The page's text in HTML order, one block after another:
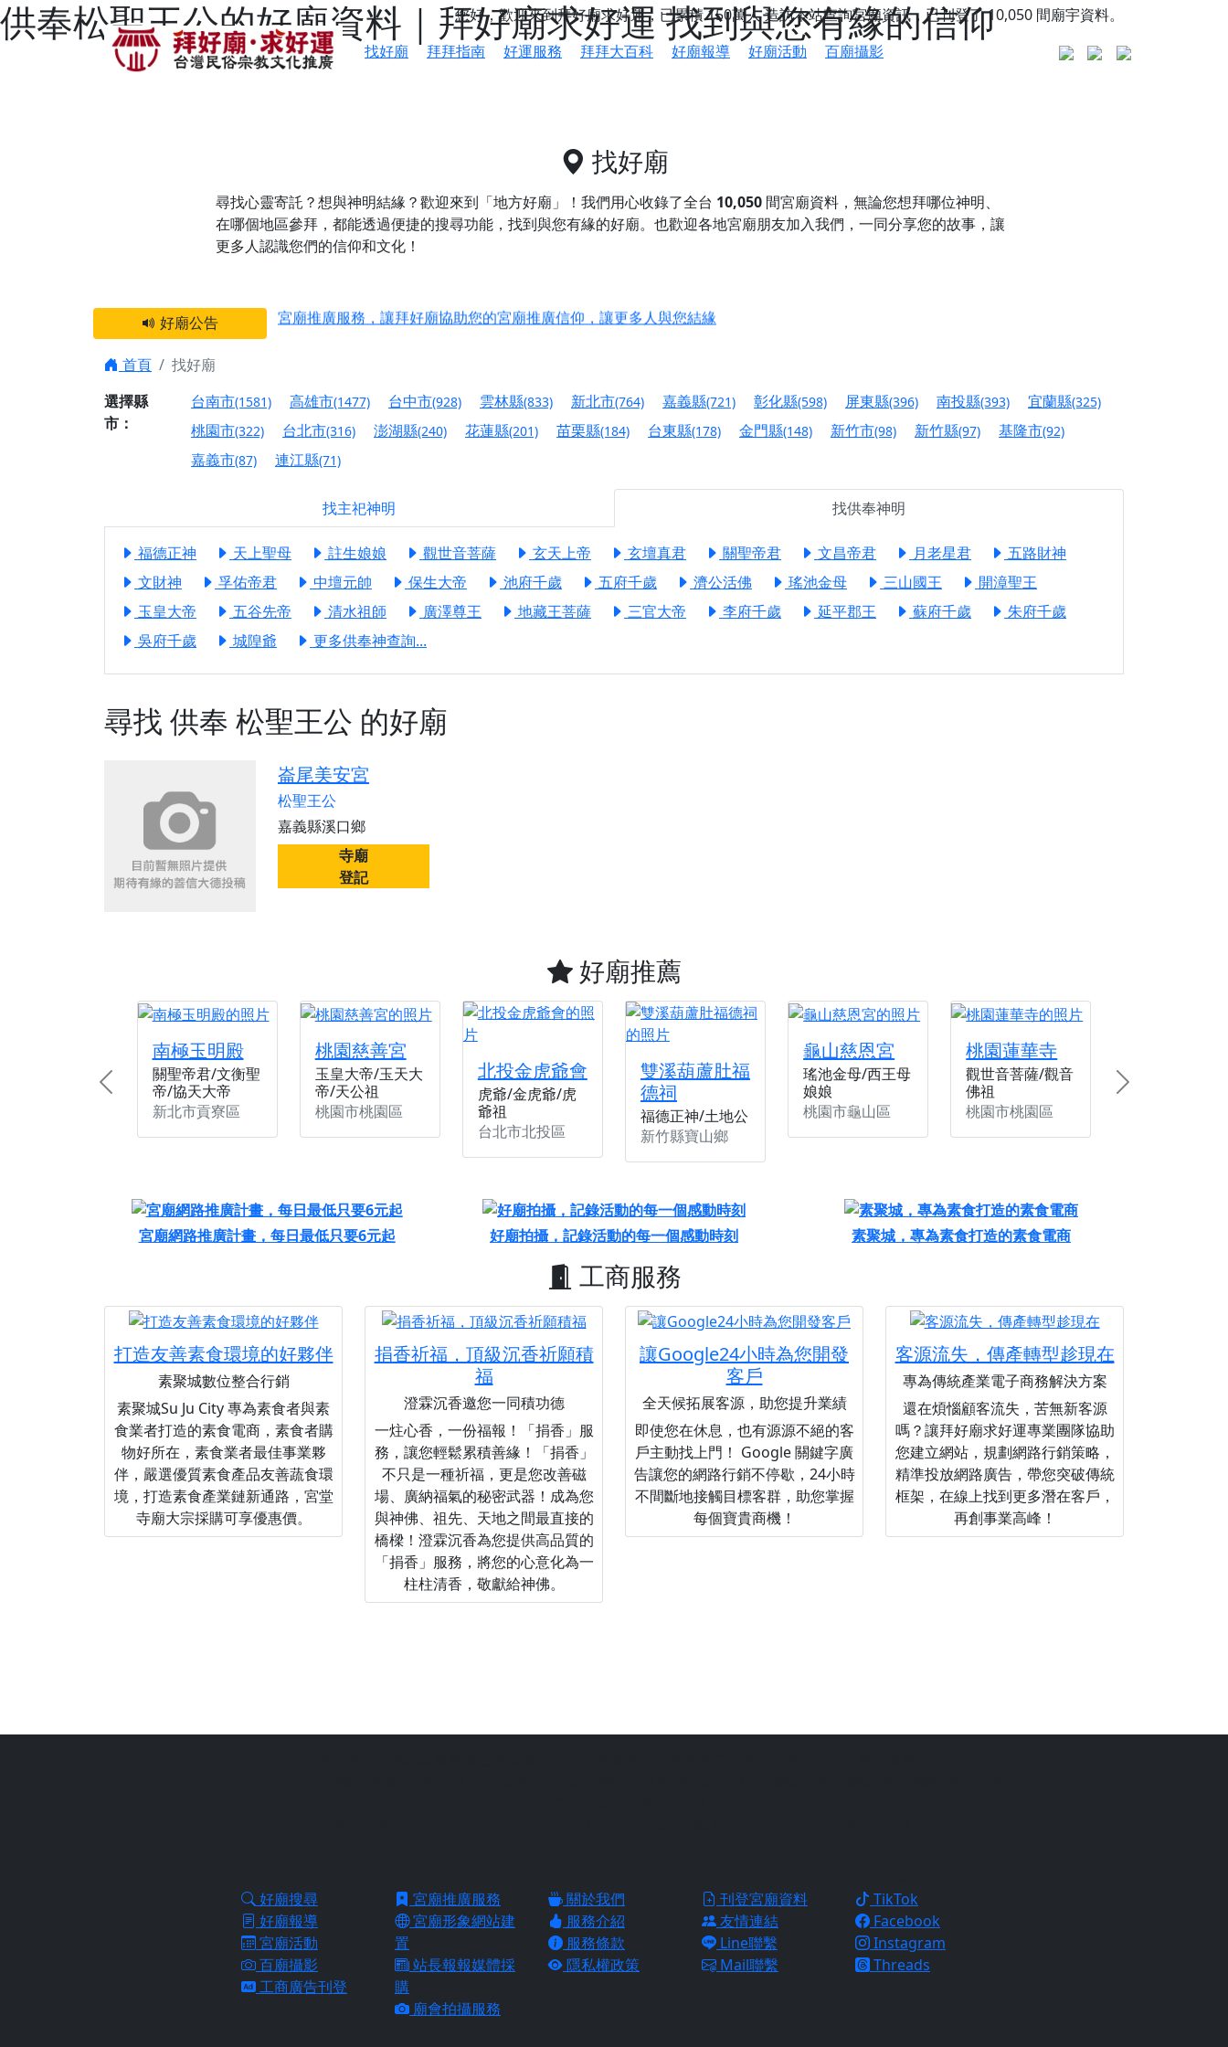
供奉松聖王公的好廟資料｜拜好廟求好運 找到與您有緣的信仰
您好，歡迎來到拜好廟求好運，已累積150萬人造訪本站查詢宮廟資訊，已刊登了10,050 間廟宇資料。
找好廟
拜拜指南 好運服務 拜拜大百科 好廟報導 好廟活動 百廟攝影
找好廟
尋找心靈寄託？想與神明結緣？歡迎來到「地方好廟」！我們用心收錄了全台 10,050 間宮廟資料，無論您想拜哪位神明、
在哪個地區參拜，都能透過便捷的搜尋功能，找到與您有緣的好廟。 也歡迎各地宮廟朋友加入我們，一同分享您的故事，讓
更多人認識您們的信仰和文化！
好廟公告
宮廟推廣服務，讓拜好廟協助您的宮廟推廣信仰，讓更多人與您結緣
【台北北投 唭哩岸慈生宮】慶讚中元普渡法會，誠摯邀請您一同參與，為自己與家人累積福德、祈求平安好運
【屏東縣獅子鄉 楓港清華山聖天宮】驪山母娘聖誕暨中元普渡大法會，誠邀十方善信大德，一同回到母娘慈悲座前，祈福納祥、慎
終追遠、廣植福田
【桃園市 桃園蓮華寺】盂蘭盆中元報恩法會，這場法會不只是超薦與普渡，更是一份對祖先的感恩、對親人的思念，也是為家人祈
願平安順遂的慈悲心意。
【桃園龜山 慈恩宮】丙午年梁皇寶懺法會，一念虔誠禮寶懺，一分懺悔植福田，誠邀十方善信大德共同參與。
【新北貢寮 南極玉明殿】中元普渡大法會，誠摯歡迎十方善信大德隨喜贊普，為祖先親眷祈求安息，也為自身與家人累積福德、種
下善緣。
【桃園慈善宮(天公廟)】中元普渡交給專業的來，省時省力又積福！「玉皇大帝 大天尊」 親自坐鎮主法！幫你累積的功德福報自然
【桃園龜山 慈恩宮】丙午年慶讚中元普渡法會，正是讓我們用善念與功德，迴向冥陽兩利、闔家平安的殊勝因緣。
【台北北投金虎爺會】父親節陪爸爸一起闖關趣，邀請大小朋友一起留下珍貴的家庭回憶
【新北八里 紫德宮】父親節奉茶感恩活動，一杯茶，一份心意；一句感謝，一生難忘。
【桃園新屋 深圳玄天宮】農曆七月擴大犒軍科儀，吉祥月不只有普渡祈福，也有一份感謝守護的虔誠心意
【桃園新屋 深圳玄天宮】七娘媽聖誕祝壽慶典，誠摯邀請十方善信大德攜家帶眷前來參香，共同向七娘媽祝壽祈福
【桃園慈善宮(天公廟)】虎爺元帥 開光大典，祈求虎爺神威護持，庇佑闔家平安、財運亨通、事業順遂、百邪退散。
首頁
找好廟
選擇縣
市：
台南市(1581) 高雄市(1477) 台中市(928) 雲林縣(833) 新北市(764) 嘉義縣(721) 彰化縣(598) 屏東縣(396) 南投縣(393) 宜蘭縣(325)
桃園市(322) 台北市(316) 澎湖縣(240) 花蓮縣(201) 苗栗縣(184) 台東縣(178) 金門縣(148) 新竹市(98) 新竹縣(97) 基隆市(92)
嘉義市(87) 連江縣(71)
找主祀神明 找供奉神明
福德正神 天上聖母 註生娘娘 觀世音菩薩 玄天上帝 玄壇真君 關聖帝君 文昌帝君 月老星君
五路財神
文財神
孚佑帝君 中壇元帥 保生大帝 池府千歲 五府千歲 濟公活佛 瑤池金母 三山國王
開漳聖王
玉皇大帝
五谷先帝 清水祖師 廣澤尊王 地藏王菩薩 三官大帝 李府千歲 延平郡王 蘇府千歲
朱府千歲
吳府千歲
城隍爺 更多供奉神查詢...
尋找 供奉 松聖王公 的好廟
崙尾美安宮
松聖王公
嘉義縣溪口鄉
寺廟
登記
好廟推薦
南極玉明殿
關聖帝君/文衡聖
帝/協天大帝
新北市貢寮區
桃園慈善宮
玉皇大帝/玉天大
帝/天公祖
桃園市桃園區
北投金虎爺會
虎爺/金虎爺/虎
爺祖
台北市北投區
雙溪葫蘆肚福
德祠
福德正神/土地公
新竹縣寶山鄉
龜山慈恩宮
瑤池金母/西王母
娘娘
桃園市龜山區
桃園蓮華寺
觀世音菩薩/觀音
佛祖
桃園市桃園區
Previous Next
宮廟網路推廣計畫，每日最低只要6元起 好廟拍攝，記錄活動的每一個感動時刻 素聚城，專為素食打造的素食電商
工商服務
打造友善素食環境的好夥伴
素聚城數位整合行銷
素聚城Su Ju City 專為素食者與素
食業者打造的素食電商，素食者購
物好所在，素食業者最佳事業夥
伴，嚴選優質素食產品友善蔬食環
境，打造素食產業鏈新通路，宮堂
寺廟大宗採購可享優惠價。
捐香祈福，頂級沉香祈願積
福
澄霖沉香邀您一同積功德
一炷心香，一份福報！「捐香」服
務，讓您輕鬆累積善緣！「捐香」
不只是一種祈福，更是您改善磁
場、廣納福氣的秘密武器！成為您
與神佛、祖先、天地之間最直接的
橋樑！澄霖沉香為您提供高品質的
「捐香」服務，將您的心意化為一
柱柱清香，敬獻給神佛。
讓Google24小時為您開發
客戶
全天候拓展客源，助您提升業績
即使您在休息，也有源源不絕的客
戶主動找上門！ Google 關鍵字廣
告讓您的網路行銷不停歇，24小時
不間斷地接觸目標客群，助您掌握
每個寶貴商機！
客源流失，傳產轉型趁現在
專為傳統產業電子商務解決方案
還在煩惱顧客流失，苦無新客源
嗎？讓拜好廟求好運專業團隊協助
您建立網站，規劃網路行銷策略，
精準投放網路廣告，帶您突破傳統
框架，在線上找到更多潛在客戶，
再創事業高峰！
好廟搜尋
好廟報導
宮廟活動
百廟攝影
工商廣告刊登
宮廟推廣服務
宮廟形象網站建
置
站長報報媒體採
購
廟會拍攝服務
關於我們
服務介紹
服務條款
隱私權政策
刊登宮廟資料
友情連結
Line聯繫
Mail聯繫
TikTok
Facebook
Instagram
Threads